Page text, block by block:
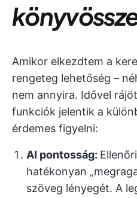
Amikor elkezdtem a
rengeteg lehetőség –
nem annyira. Idővel
funkciók jelentik a
érdemes figyelni:
AI pontosság:
hatékonyan
szöveg lényegét. A